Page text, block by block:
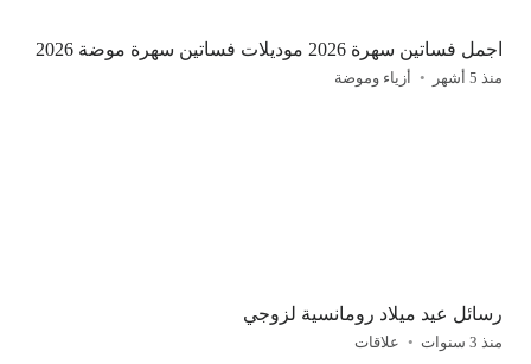
اجمل فساتين سهرة 2026 موديلات فساتين سهرة موضة 2026
منذ 5 أشهر أزياء وموضة
رسائل عيد ميلاد رومانسية لزوجي
منذ 3 سنوات علاقات